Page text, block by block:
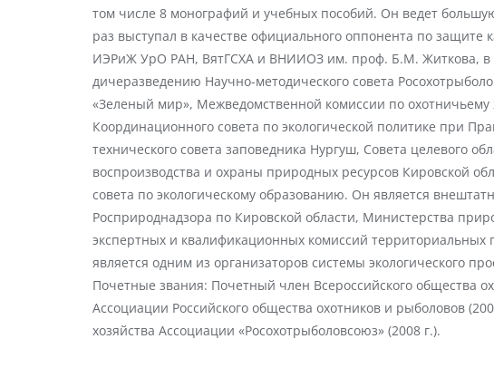
том числе 8 монографий и учебных пособий. Он ведет
раз выступал в качестве официального оппонента по защите
ИЭРиЖ УрО РАН, ВятГСХА и ВНИИОЗ им. проф. Б.М. Житкова, в
дичеразведению Научно-методического совета
«Зеленый мир», Межведомственной комиссии по
Координационного совета по экологической политике при
технического совета заповедника Нургуш, Совета целевого
воспроизводства и охраны природных ресурсов Кировской
совета по экологическому образованию. Он является
Росприроднадзора по Кировской области, Министерства
экспертных и квалификационных комиссий
является одним из организаторов системы экологического
Почетные звания: Почетный член Всероссийского общества
Ассоциации Российского общества охотников и рыболовов
хозяйства Ассоциации «Росохотрыболовсоюз» (2008 г.).